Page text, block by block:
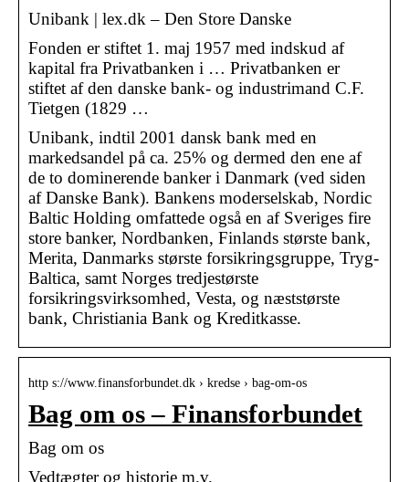
Unibank | lex.dk – Den Store Danske
Fonden er stiftet 1. maj 1957 med indskud af
kapital fra Privatbanken i … Privatbanken er
stiftet af den danske bank- og industrimand C.F.
Tietgen (1829 …
Unibank, indtil 2001 dansk bank med en
markedsandel på ca. 25% og dermed den ene af
de to dominerende banker i Danmark (ved siden
af Danske Bank). Bankens moderselskab, Nordic
Baltic Holding omfattede også en af Sveriges fire
store banker, Nordbanken, Finlands største bank,
Merita, Danmarks største forsikringsgruppe, Tryg-
Baltica, samt Norges tredjestørste
forsikringsvirksomhed, Vesta, og næststørste
bank, Christiania Bank og Kreditkasse.
http s://www.finansforbundet.dk › kredse › bag-om-os
Bag om os – Finansforbundet
Bag om os
Vedtægter og historie m.v.